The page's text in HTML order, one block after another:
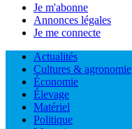
Je m'abonne
Annonces légales
Je me connecte
Actualités
Cultures & agronomie
Économie
Élevage
Matériel
Politique